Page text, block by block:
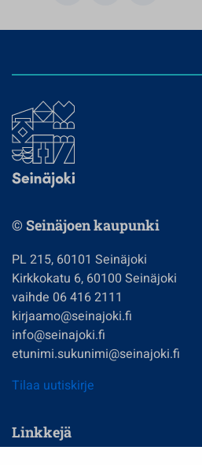
© Seinäjoen kaupunki
PL 215, 60101 Seinäjoki
Kirkkokatu 6, 60100 Seinäjoki
vaihde 06 416 2111
kirjaamo@seinajoki.fi
info@seinajoki.fi
etunimi.sukunimi@seinajoki.fi
Tilaa uutiskirje
Linkkejä